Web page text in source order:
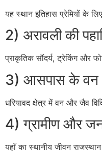
यह स्थान इतिहास प्रेमियों के
2) अरावली की
प्राकृतिक सौंदर्य, ट्रेकिंग और
3) आसपास के वन
धरियावद क्षेत्र में वन और जैव
4) ग्रामीण और
यहाँ का स्थानीय जीवन